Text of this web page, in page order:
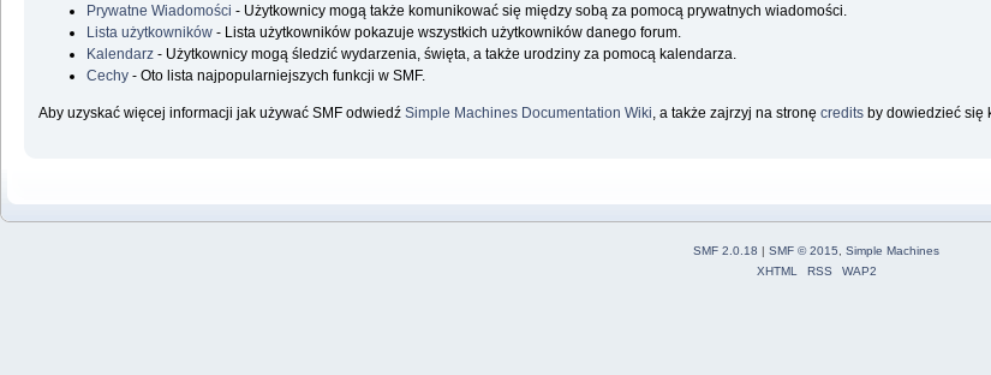
Prywatne Wiadomości - Użytkownicy mogą także komunikować się między sobą za pomocą prywatnych wiadomości.
Lista użytkowników - Lista użytkowników pokazuje wszystkich użytkowników danego forum.
Kalendarz - Użytkownicy mogą śledzić wydarzenia, święta, a także urodziny za pomocą kalendarza.
Cechy - Oto lista najpopularniejszych funkcji w SMF.
Aby uzyskać więcej informacji jak używać SMF odwiedźSimple Machines Documentation Wiki , a także zajrzyj na stronęcredits by dowiedzieć się
SMF 2.0.18 | SMF © 2015, Simple Machines
XHTML
RSS WAP2